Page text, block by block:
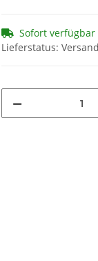
Sofort verfügbar
Lieferstatus: